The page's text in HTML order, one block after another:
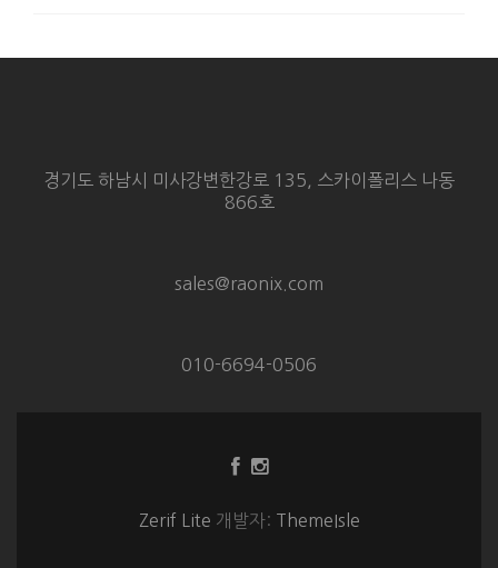
경기도 하남시 미사강변한강로 135, 스카이폴리스 나동
866호
sales@raonix.com
010-6694-0506
Facebook
크
Instagram
크
Zerif Lite 개발자: ThemeIsle